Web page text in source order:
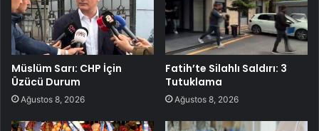
Müslüm Sarı: CHP İçin
Üzücü Durum
Ağustos 8, 2026
Fatih’te Silahlı Saldırı: 3
Tutuklama
Ağustos 8, 2026